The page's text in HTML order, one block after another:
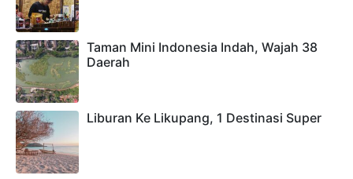
Taman Mini Indonesia Indah, Wajah 38
Daerah
Liburan Ke Likupang, 1 Destinasi Super